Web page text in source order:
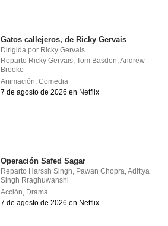
Gatos callejeros, de Ricky Gervais
Dirigida por Ricky Gervais
Reparto Ricky Gervais,Tom Basden,Andrew
Brooke
Animación,Comedia
7 de agosto de 2026 en Netflix
Operación Safed Sagar
Reparto Harssh Singh Pawan Chopra ,Adittya
Singh Rraghuwanshi
Acción Drama
7 de agosto de 2026 en Netflix